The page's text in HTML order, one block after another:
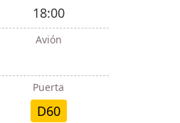
18:00
Avión
Puerta
D60